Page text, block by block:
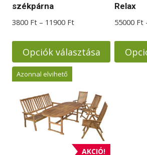
székpárna
3800 Ft – 11900 FtÁrtartomány:
-
11900 Ft
Opciók választása
Ennek
a
terméknek
több
variációja
Relax
55000 Ft
AKCIÓ!
Azonnal elvihető